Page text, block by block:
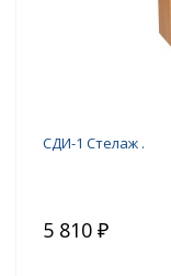
СДИ-1 Стелаж .
5 810 ₽